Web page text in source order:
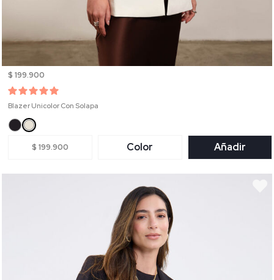
$ 199.900
Blazer Unicolor Con Solapa
$ 199.900 Color Añadir